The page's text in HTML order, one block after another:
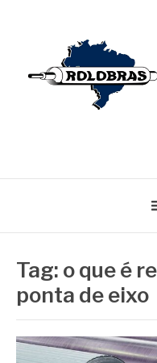
Tag: o que é
ponta de eixo